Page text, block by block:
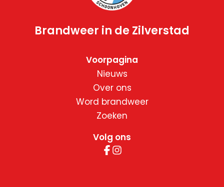
Brandweer in de Zilverstad
Voorpagina
Nieuws
Over ons
Word brandweer
Zoeken
Volg ons